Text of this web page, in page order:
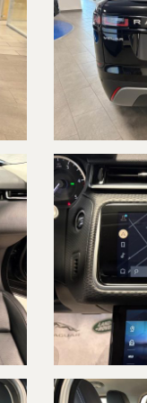
ELETTRICA
CON CHIAVE IN
PULSANTE)